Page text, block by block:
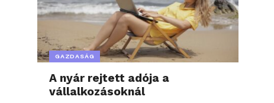
GAZDASÁG
A nyár rejtett adója a
vállalkozásoknál